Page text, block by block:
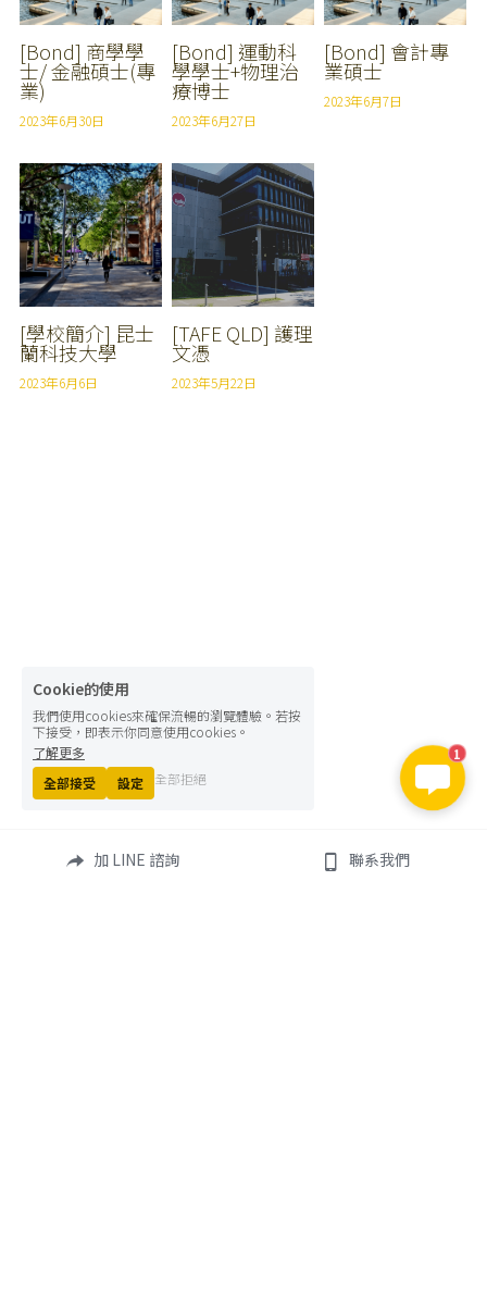
[Bond] 商學學
士/ 金融碩士(專
業)
2023年6月30日
[Bond] 運動科
學學士+物理治
療博士
2023年6月27日
[Bond] 會計專
業碩士
2023年6月7日
[學校簡介] 昆士
蘭科技大學
2023年6月6日
[TAFE QLD] 護理
文憑
2023年5月22日
La Trobe University
加 LINE 諮詢 聯系我們
Cookie的使用
我們使用cookies來確保流暢的瀏覽體驗。若按
下接受，即表示你同意使用cookies。
了解更多
全部接受
設定 全部拒絕
1